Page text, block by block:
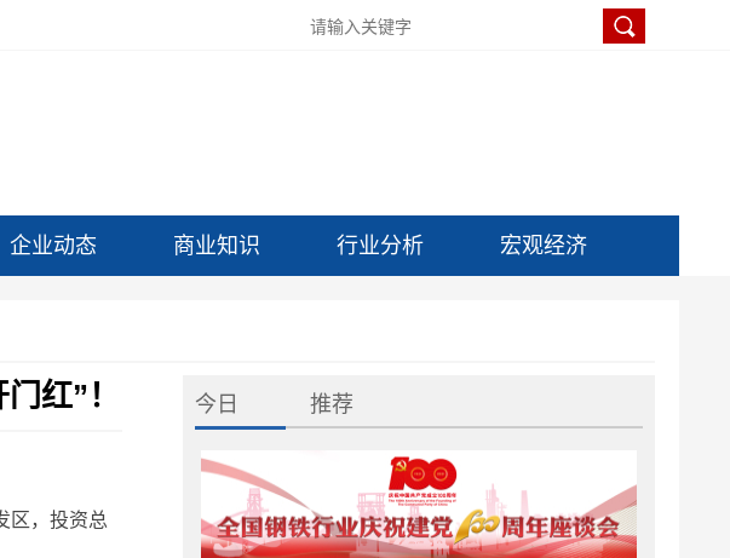
企业动态 商业知识 行业分析 宏观经济
红”！
区，投资总
今日 推荐